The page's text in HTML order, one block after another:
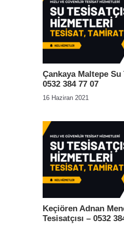
Çankaya Maltepe Su
0532 384 77 07
16 Haziran 2021
Keçiören Adnan
Tesisatçısı – 0532